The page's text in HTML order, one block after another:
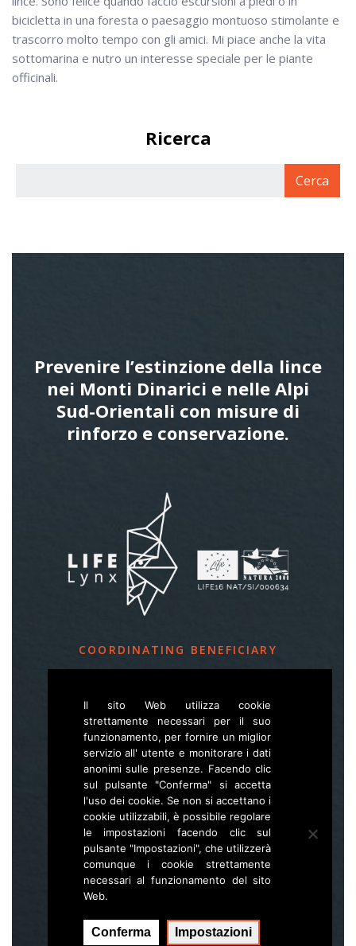
bicicletta in una foresta o paesaggio montuoso stimolante e
trascorro molto tempo con gli amici. Mi piace anche la vita
sottomarina e nutro un interesse speciale per le piante
officinali.
Ricerca
Prevenire l’estinzione della lince
nei Monti Dinarici e nelle Alpi
Sud-Orientali con misure di
rinforzo e conservazione.
COORDINATING BENEFICIARY
Slovenia Forest Service
Večna pot 2, SI – 1000 Ljubljana
E life.lynx.eu@gmail.com
Wwww.zgs.si
Sitemap
Il sito Web utilizza cookie
strettamente necessari per il suo
funzionamento, per fornire un miglior
servizio all' utente e monitorare i dati
anonimi sulle presenze. Facendo clic
sul pulsante "Conferma" si accetta
l'uso dei cookie. Se non si accettano i
cookie utilizzabili, è possibile regolare
le impostazioni facendo clic sul
pulsante "Impostazioni", che utilizzerà
comunque i cookie strettamente
necessari al funzionamento del sito
Web.
Conferma Impostazioni